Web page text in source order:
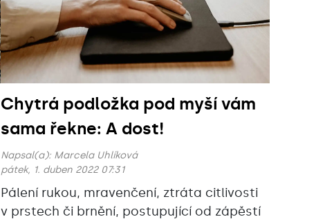
Chytrá podložka pod myší vám
sama řekne: A dost!
Napsal(a): Marcela Uhlíková
pátek, 1. duben 2022 07:31
Pálení rukou, mravenčení, ztráta citlivosti
v prstech či brnění, postupující od zápěstí